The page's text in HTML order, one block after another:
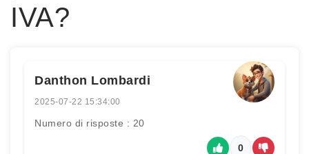
IVA?
Danthon Lombardi
2025-07-22 15:34:00
Numero di risposte : 20
0